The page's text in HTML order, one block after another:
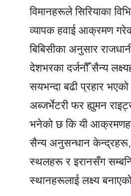
विमानहरूले सिरियाका
व्यापक हवाई आक्रमण
बिबिसीका अनुसार
देशभरका दर्जनौँ सैन्य
सयभन्दा बढी प्रहार
अब्जर्भेटरी फर ह्युमन
भनेको छ कि यी
सैन्य अनुसन्धान
स्थलहरू र इरानसँग
स्थानहरूलाई लक्ष्य